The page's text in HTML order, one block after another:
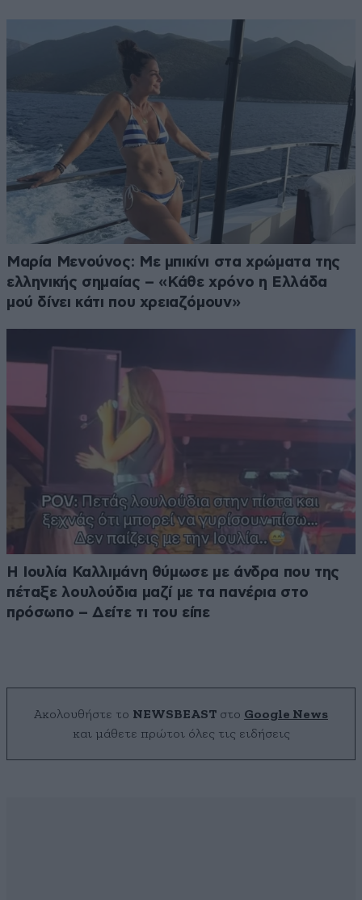
Μαρία Μενούνος: Με μπικίνι στα χρώματα της
ελληνικής σημαίας – «Κάθε χρόνο η Ελλάδα
μού δίνει κάτι που χρειαζόμουν»
Η Ιουλία Καλλιμάνη θύμωσε με άνδρα που της
πέταξε λουλούδια μαζί με τα πανέρια στο
πρόσωπο – Δείτε τι του είπε
Ακολουθήστε το NEWSBEAST στο Google News
και μάθετε πρώτοι όλες τις ειδήσεις